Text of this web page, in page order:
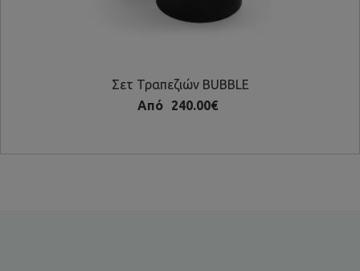
Σετ Τραπεζιών BUBBLE
Από
240.00€